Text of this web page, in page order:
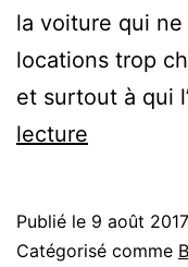
la voiture qui
locations trop
et surtout à qui
lecture
Publié le 9 août 2017
Catégorisé comme